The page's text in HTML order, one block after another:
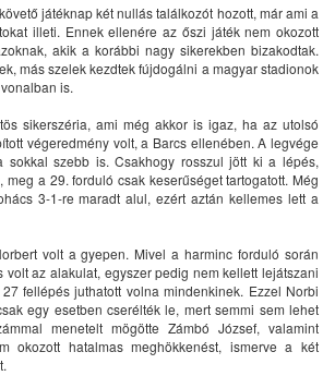
játéknap két nullás találkozót hozott, már ami a
illeti. Ennek ellenére az őszi játék nem okozott
akik a korábbi nagy sikerekben bizakodtak.
más szelek kezdtek fújdogálni a magyar stadionok
is.
sikerszéria, ami még akkor is igaz, ha az utolsó
végeredmény volt, a Barcs ellenében. A legvége
sokkal szebb is. Csakhogy rosszul jött ki a lépés,
meg a 29. forduló csak keserűséget tartogatott. Még
3-1-re maradt alul, ezért aztán kellemes lett a
volt a gyepen. Mivel a harminc forduló során
volt az alakulat, egyszer pedig nem kellett lejátszani
fellépés juthatott volna mindenkinek. Ezzel Norbi
egy esetben cserélték le, mert semmi sem lehet
menetelt mögötte Zámbó József, valamint
okozott hatalmas meghökkenést, ismerve a két